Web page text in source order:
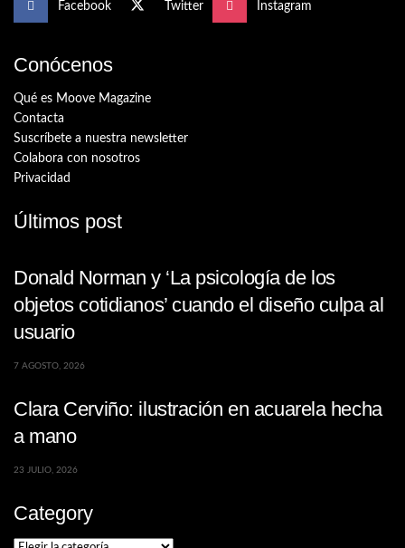
Facebook Twitter Instagram
Conócenos
Qué es Moove Magazine
Contacta
Suscríbete a nuestra newsletter
Colabora con nosotros
Privacidad
Últimos post
Donald Norman y ‘La psicología de los
objetos cotidianos’ cuando el diseño culpa al
usuario
7 AGOSTO, 2026
Clara Cerviño: ilustración en acuarela hecha
a mano
23 JULIO, 2026
Category